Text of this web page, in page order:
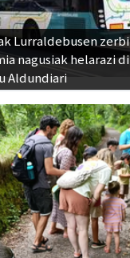
Lurraldebusen
nagusiak helarazi
Aldundiari